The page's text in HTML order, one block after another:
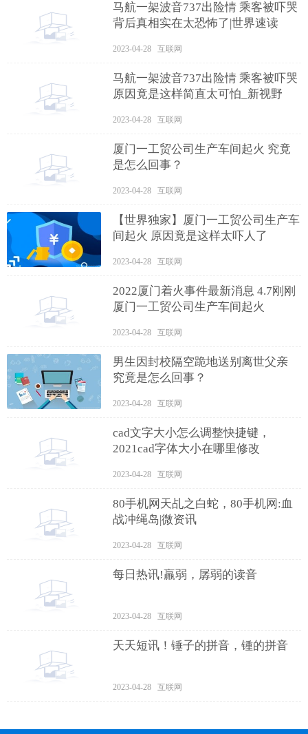
马航一架波音737出险情 乘客被吓哭
背后真相实在太恐怖了|世界速读
2023-04-28 互联网
马航一架波音737出险情 乘客被吓哭
原因竟是这样简直太可怕_新视野
2023-04-28 互联网
厦门一工贸公司生产车间起火 究竟
是怎么回事？
2023-04-28 互联网
【世界独家】厦门一工贸公司生产车
间起火 原因竟是这样太吓人了
2023-04-28 互联网
2022厦门着火事件最新消息 4.7刚刚
厦门一工贸公司生产车间起火
2023-04-28 互联网
男生因封校隔空跪地送别离世父亲
究竟是怎么回事？
2023-04-28 互联网
cad文字大小怎么调整快捷键，
2021cad字体大小在哪里修改
2023-04-28 互联网
80手机网天乩之白蛇，80手机网:血
战冲绳岛|微资讯
2023-04-28 互联网
每日热讯!羸弱，孱弱的读音
2023-04-28 互联网
天天短讯！锤子的拼音，锺的拼音
2023-04-28 互联网